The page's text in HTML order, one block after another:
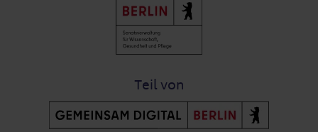
Teil von